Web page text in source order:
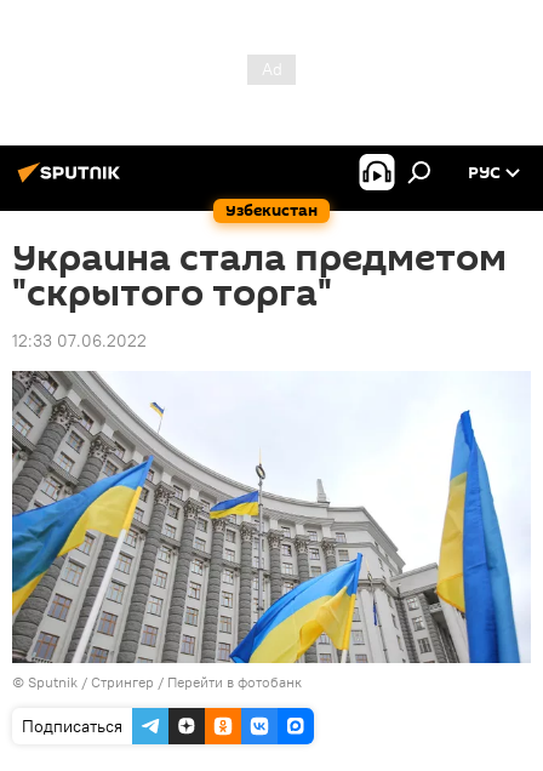
Узбекистан
РУС
Украина стала предметом
"скрытого торга"
12:33 07.06.2022
© Sputnik / Стрингер / Перейти в фотобанк
Подписаться